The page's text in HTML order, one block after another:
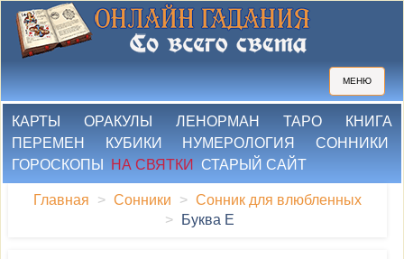
МЕНЮ
КАРТЫ ОРАКУЛЫ ЛЕНОРМАН ТАРО
КНИГА
ПЕРЕМЕН
КУБИКИ НУМЕРОЛОГИЯ
СОННИКИ
ГОРОСКОПЫ
НА СВЯТКИ СТАРЫЙ САЙТ
Главная Сонники
Сонник для влюбленных
Буква Е